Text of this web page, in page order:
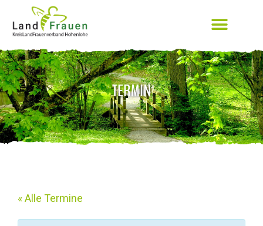
TERMIN
« Alle Termine